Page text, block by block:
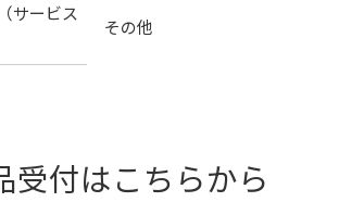
サービス
その他
受付はこちらから